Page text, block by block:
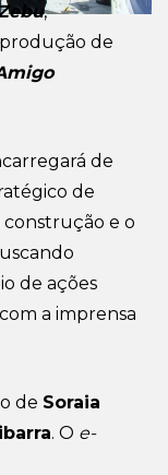
,
de
de
de
construção e o
de ações
a imprensa
de Soraia
. O e-